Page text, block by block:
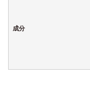
成分